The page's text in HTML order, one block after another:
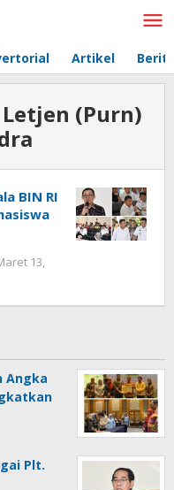
Artikel
Letjen (Purn)
BIN RI
13,
Angka
Plt.